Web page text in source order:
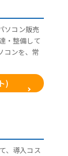
ソコン販売
・整備して
コンを、常
)
、導入コス